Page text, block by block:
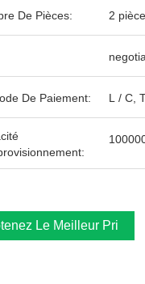
De Pièces: 2
De Paiement: L / C,
Le Meilleur Prix